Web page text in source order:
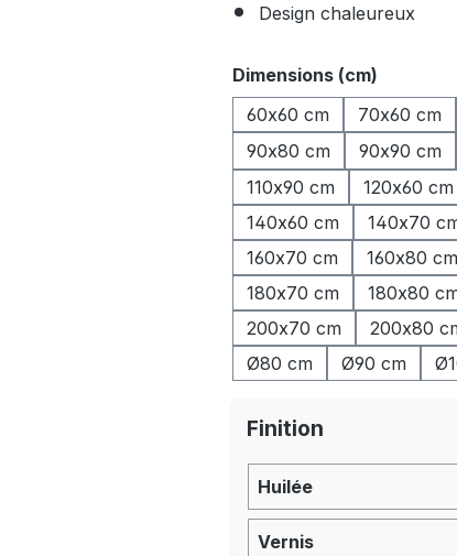
Design chaleureux
Sélectionnez
Dimensions (cm)
60x60 cm
70x60 cm
90x80 cm
90x90 cm
110x90 cm
120x60 cm
140x60 cm
140x70
160x70 cm
160x80 cm
180x70 cm
180x80
200x70 cm
200x80
Ø80 cm
Ø90 cm
Finition
Huilée
Vernis